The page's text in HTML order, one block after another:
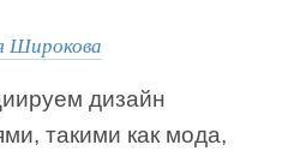
Широкова
дизайн
такими как мода,